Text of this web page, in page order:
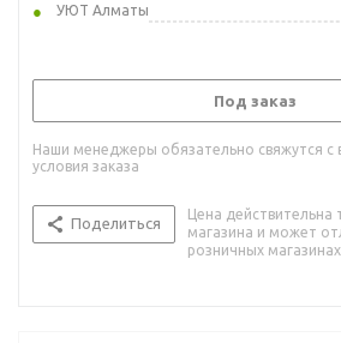
УЮТ Алматы
Под заказ
Наши менеджеры обязательно свяжутся с
условия заказа
Поделиться
Цена действительна
магазина и может
розничных магазинах